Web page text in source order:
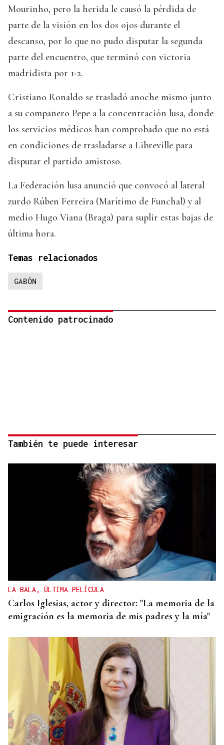
Mourinho, pero la herida le causó la pérdida de
parte de la visión en los dos ojos durante el
descanso, por lo que no pudo disputar la segunda
parte del encuentro, que terminó con victoria
madridista por 1-2.
Cristiano Ronaldo se trasladó anoche mismo junto
a su compañero Pepe a la concentración lusa, donde
los servicios médicos han comprobado que no está
en condiciones de trasladarse a Libreville para
disputar el partido amistoso.
La Federación lusa anunció que convocó al lateral
zurdo Rúben Ferreira (Marítimo de Funchal) y al
medio Hugo Viana (Braga) para suplir estas bajas de
última hora.
Temas relacionados
GABÓN
Contenido patrocinado
También te puede interesar
LA BALA, ÚLTIMA PELÍCULA
Carlos Iglesias, actor y director: "La memoria de la
emigración es la memoria de mis padres y la mía"